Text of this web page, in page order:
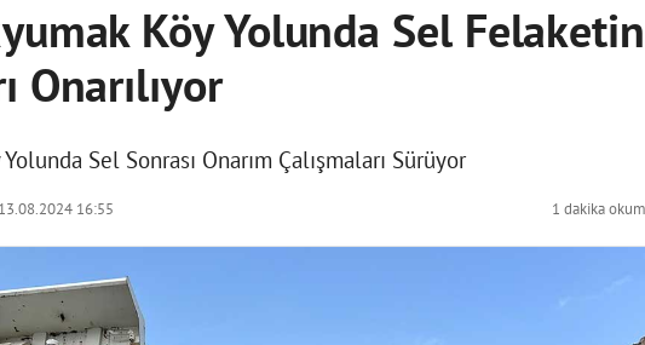
Köy Yolunda Sel
Onarılıyor
Sel Sonrası Onarım Çalışmaları Sürüyor
13.08.2024 16:55 1 dakika